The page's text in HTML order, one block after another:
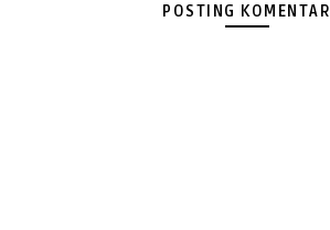
POSTING KOMENTAR